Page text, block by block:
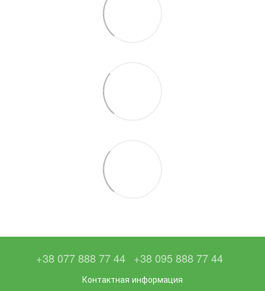
+38 077 888 77 44 +38 095 888 77 44
Контактная информация